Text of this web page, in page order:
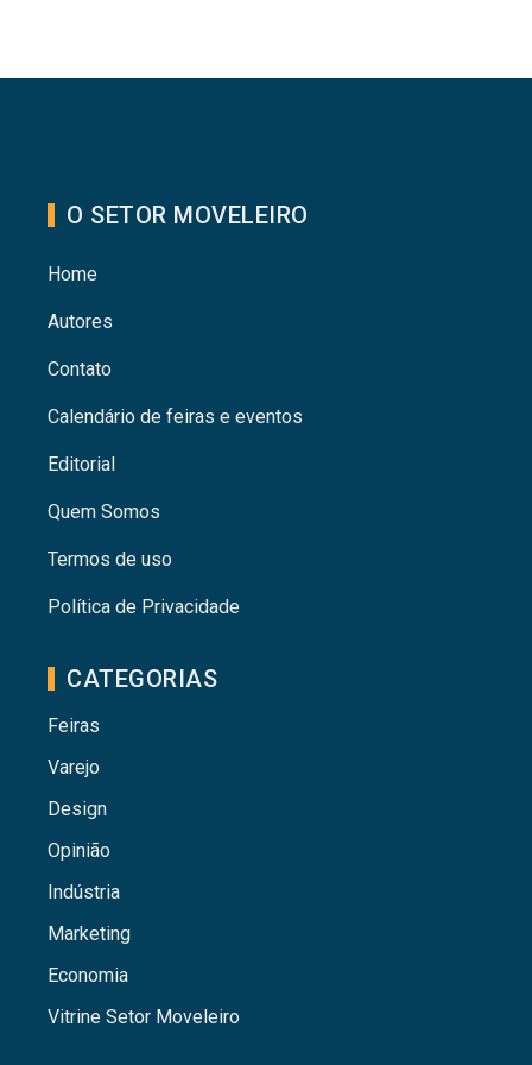
O SETOR MOVELEIRO
Home
Autores
Contato
Calendário de feiras e eventos
Editorial
Quem Somos
Termos de uso
Política de Privacidade
CATEGORIAS
Feiras
Varejo
Design
Opinião
Indústria
Marketing
Economia
Vitrine Setor Moveleiro